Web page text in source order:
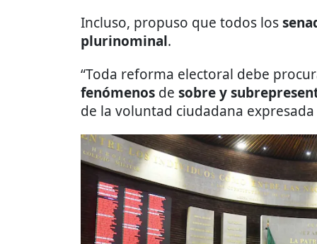
Incluso, propuso que todos los
plurinominal.
“Toda reforma electoral debe
fenómenos de sobre y
de la voluntad ciudadana